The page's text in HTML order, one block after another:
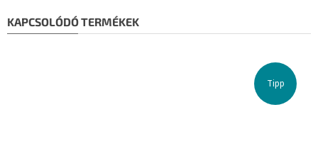
KAPCSOLÓDÓ TERMÉKEK
Tipp